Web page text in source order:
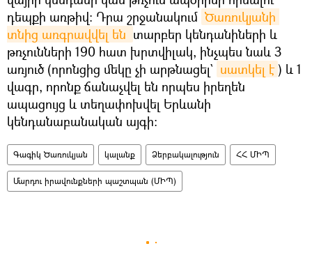
դեպքի առթիվ: Դրա շրջանակում Ծառուկյանի
տնից առգրավվել են տարբեր կենդանիների և
թռչունների 190 հատ խրտվիլակ, ինչպես նաև 3
առյուծ (որոնցից մեկը չի արթնացել` սատկել է ) և 1
վագր, որոնք ճանաչվել են որպես իրեղեն
ապացույց և տեղափոխվել Երևանի
կենդանաբանական այգի:
Գագիկ Ծառուկյան կալանք Ձերբակալություն ՀՀ ՄԻՊ
Մարդու իրավունքների պաշտպան (ՄԻՊ)